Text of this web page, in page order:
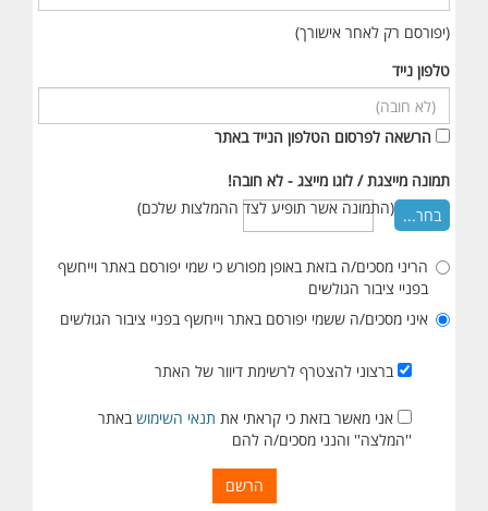
(יפורסם רק לאחר אישורך)
טלפון נייד
הרשאה לפרסום הטלפון הנייד באתר
תמונה מייצגת / לוגו מייצג - לא חובה!
בחר... (התמונה אשר תופיע לצד ההמלצות שלכם)
הריני מסכים/ה בזאת באופן מפורש כי שמי יפורסם באתר וייחשף
בפניי ציבור הגולשים
איני מסכים/ה ששמי יפורסם באתר וייחשף בפניי ציבור הגולשים
ברצוני להצטרף לרשימת דיוור של האתר
אני מאשר בזאת כי קראתי את תנאי השימושבאתר
''המלצה'' והנני מסכים/ה להם
הרשם